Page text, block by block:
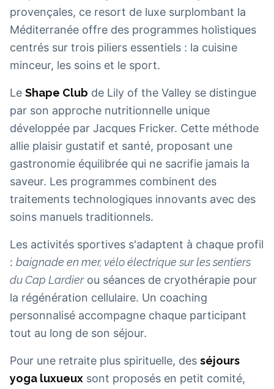
provençales, ce resort de luxe surplombant la
Méditerranée offre des programmes holistiques
centrés sur trois piliers essentiels : la cuisine
minceur, les soins et le sport.
Le Shape Club de Lily of the Valley se distingue
par son approche nutritionnelle unique
développée par Jacques Fricker. Cette méthode
allie plaisir gustatif et santé, proposant une
gastronomie équilibrée qui ne sacrifie jamais la
saveur. Les programmes combinent des
traitements technologiques innovants avec des
soins manuels traditionnels.
Les activités sportives s'adaptent à chaque profil
: baignade en mer, vélo électrique sur les sentiers
du Cap Lardierou séances de cryothérapie pour
la régénération cellulaire. Un coaching
personnalisé accompagne chaque participant
tout au long de son séjour.
Pour une retraite plus spirituelle, des séjours
yoga luxueux sont proposés en petit comité,